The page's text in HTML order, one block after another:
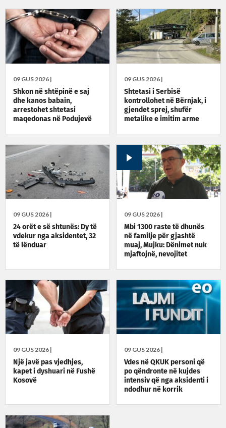
09 GUS 2026 |
Shkon në shtëpinë e saj
dhe kanos babain,
arrestohet shtetasi
maqedonas në Podujevë
09 GUS 2026 |
Shtetasi i Serbisë
kontrollohet në Bërnjak, i
gjendet sprej, shufër
metalike e imitim arme
09 GUS 2026 |
24 orët e së shtunës: Dy të
vdekur nga aksidentet, 32
të lënduar
09 GUS 2026 |
Mbi 1300 raste të dhunës
në familje për gjashtë
muaj, Mujku: Dënimet nuk
mjaftojnë, nevojitet
09 GUS 2026 |
Një javë pas vjedhjes,
kapet i dyshuari në Fushë
Kosovë
09 GUS 2026 |
Vdes në QKUK personi që
po qëndronte në kujdes
intensiv që nga aksidenti i
ndodhur në korrik